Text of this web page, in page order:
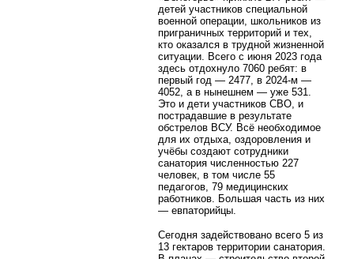
детей участников специальной
военной операции, школьников из
приграничных территорий и тех,
кто оказался в трудной жизненной
ситуации. Всего с июня 2023 года
здесь отдохнуло 7060 ребят: в
первый год — 2477, в 2024-м —
4052, а в нынешнем — уже 531.
Это и дети участников СВО, и
пострадавшие в результате
обстрелов ВСУ. Всё необходимое
для их отдыха, оздоровления и
учёбы создают сотрудники
санатория численностью 227
человек, в том числе 55
педагогов, 79 медицинских
работников. Большая часть из них
— евпаторийцы.
Сегодня задействовано всего 5 из
13 гектаров территории санатория.